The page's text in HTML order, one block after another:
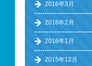
2016年3月
2016年2月
2016年1月
2015年12月